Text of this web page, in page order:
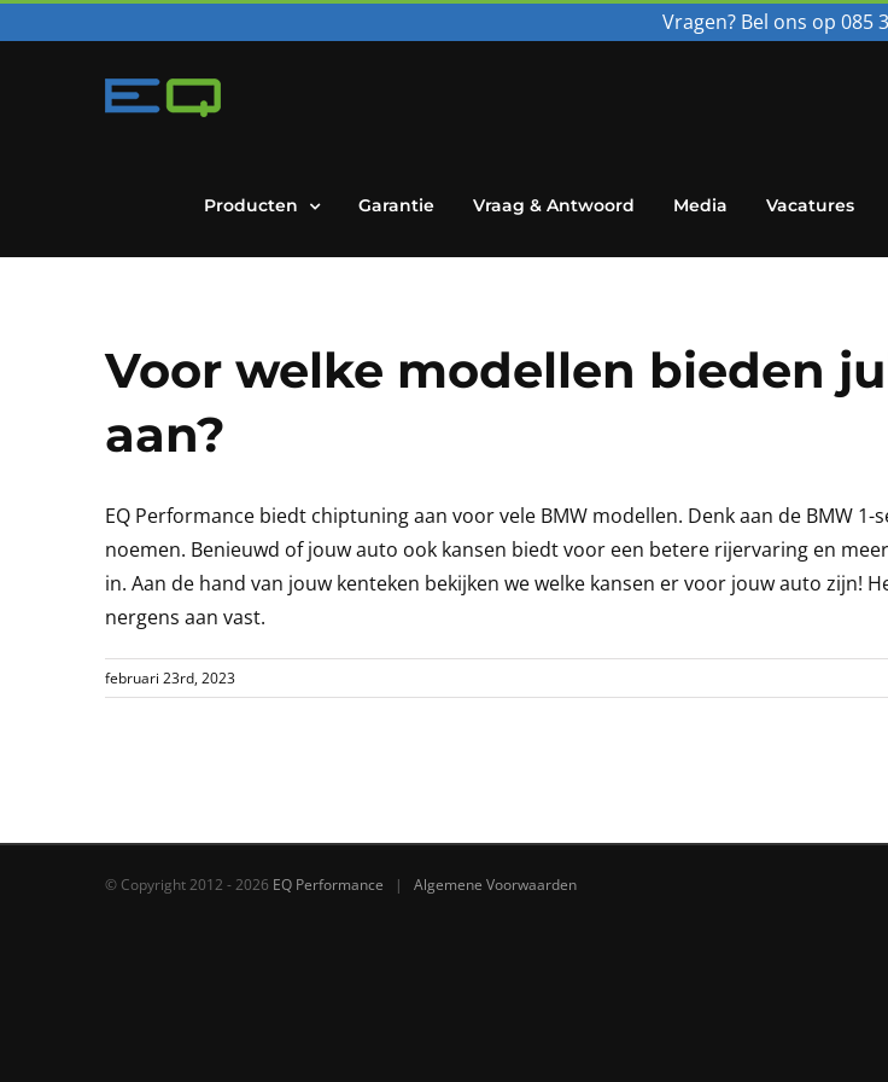
to
Vragen? Bel ons op 085
Producten Garantie Vraag & Antwoord Media Vacatures
Voor welke modellen bieden
aan?
EQ Performance biedt chiptuning aan voor vele BMW modellen. Denk aan de BMW
noemen. Benieuwd of jouw auto ook kansen biedt voor een betere rijervaring en
in. Aan de hand van jouw kenteken bekijken we welke kansen er voor jouw auto zijn!
nergens aan vast.
februari 23rd, 2023
© Copyright 2012 -2026 EQ Performance | Algemene Voorwaarden